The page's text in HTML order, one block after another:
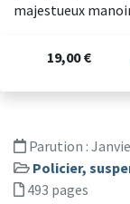
majestueux
19,00 €
Parution :
Policier,
493 pages